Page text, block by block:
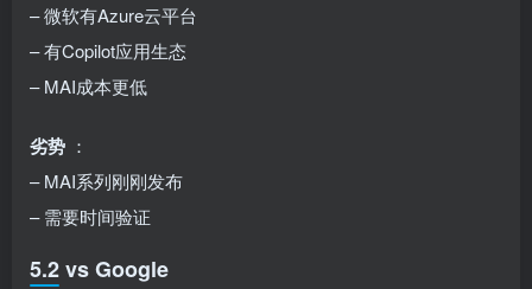
– 微软有Azure云平台
– 有Copilot应用生态
– MAI成本更低
劣势 ：
– MAI系列刚刚发布
– 需要时间验证
5.2 vs Google